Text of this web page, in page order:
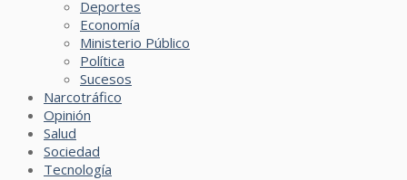
Deportes
Economía
Ministerio Público
Política
Sucesos
Narcotráfico
Opinión
Salud
Sociedad
Tecnología